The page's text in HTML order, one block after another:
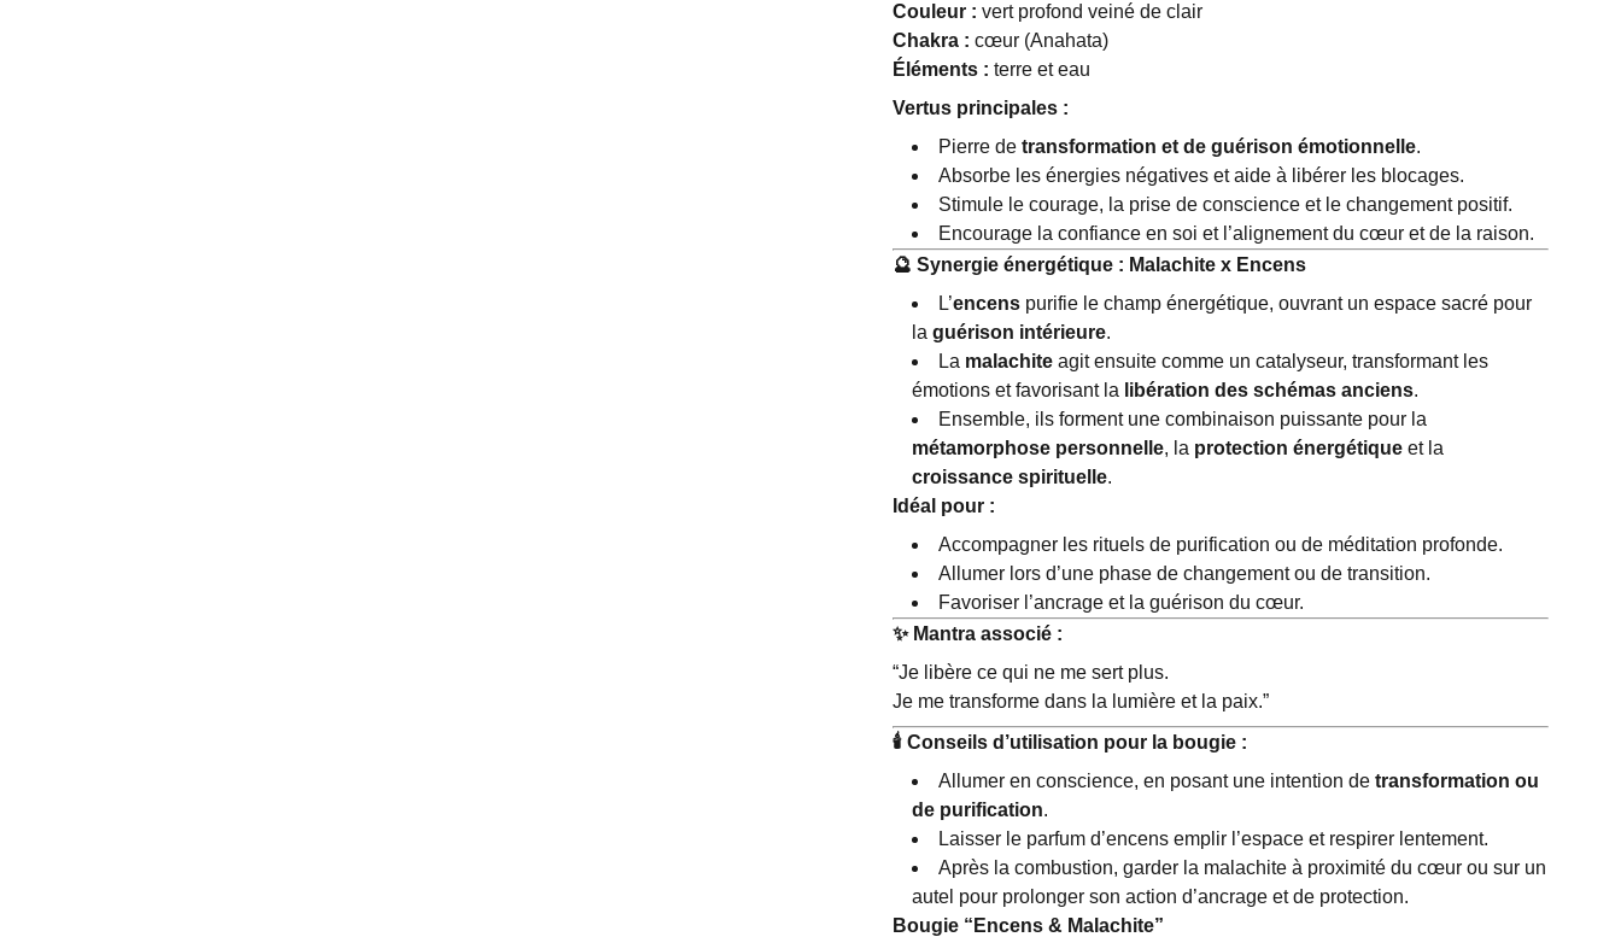
Couleur : vert profond veiné de clair
Chakra : cœur (Anahata)
Éléments : terre et eau
Vertus principales :
Pierre de transformation et de guérison émotionnelle.
Absorbe les énergies négatives et aide à libérer les blocages.
Stimule le courage, la prise de conscience et le changement positif.
Encourage la confiance en soi et l’alignement du cœur et de la raison.
🔮 Synergie énergétique : Malachite x Encens
L’encens purifie le champ énergétique, ouvrant un espace sacré pour
la guérison intérieure.
La malachite agit ensuite comme un catalyseur, transformant les
émotions et favorisant la libération des schémas anciens.
Ensemble, ils forment une combinaison puissante pour la
métamorphose personnelle, la protection énergétique et la
croissance spirituelle.
Idéal pour :
Accompagner les rituels de purification ou de méditation profonde.
Allumer lors d’une phase de changement ou de transition.
Favoriser l’ancrage et la guérison du cœur.
✨Mantra associé :
“Je libère ce qui ne me sert plus.
Je me transforme dans la lumière et la paix.”
🕯 ️ Conseils d’utilisation pour la bougie :
Allumer en conscience, en posant une intention de transformation ou
de purification.
Laisser le parfum d’encens emplir l’espace et respirer lentement.
Après la combustion, garder la malachite à proximité du cœur ou sur un
autel pour prolonger son action d’ancrage et de protection.
Bougie “Encens & Malachite”